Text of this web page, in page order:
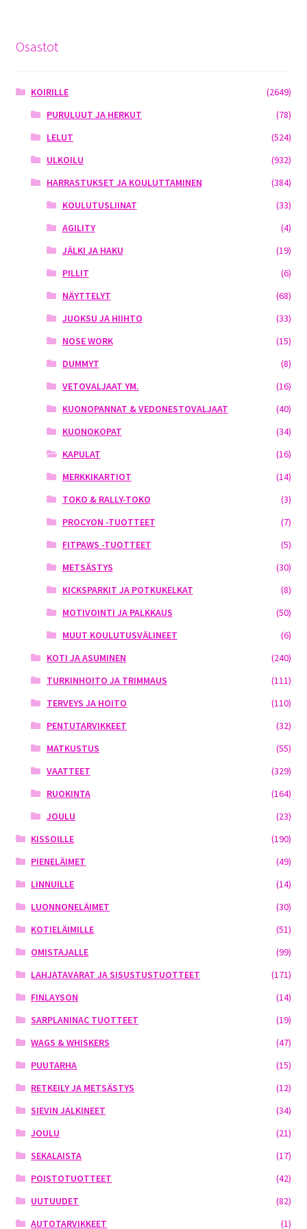
Osastot
KOIRILLE
(2649)
PURULUUT JA HERKUT
(78)
LELUT
(524)
ULKOILU
(932)
HARRASTUKSET JA KOULUTTAMINEN
(384)
KOULUTUSLIINAT
(33)
AGILITY
(4)
JÄLKI JA HAKU
(19)
PILLIT
(6)
NÄYTTELYT
(68)
JUOKSU JA HIIHTO
(33)
NOSE WORK
(15)
DUMMYT
(8)
VETOVALJAAT YM.
(16)
KUONOPANNAT & VEDONESTOVALJAAT
(40)
KUONOKOPAT
(34)
KAPULAT
(16)
MERKKIKARTIOT
(14)
TOKO & RALLY-TOKO
(3)
PROCYON -TUOTTEET
(7)
FITPAWS -TUOTTEET
(5)
METSÄSTYS
(30)
KICKSPARKIT JA POTKUKELKAT
(8)
MOTIVOINTI JA PALKKAUS
(50)
MUUT KOULUTUSVÄLINEET
(6)
KOTI JA ASUMINEN
(240)
TURKINHOITO JA TRIMMAUS
(111)
TERVEYS JA HOITO
(110)
PENTUTARVIKKEET
(32)
MATKUSTUS
(55)
VAATTEET
(329)
RUOKINTA
(164)
JOULU
(23)
KISSOILLE
(190)
PIENELÄIMET
(49)
LINNUILLE
(14)
LUONNONELÄIMET
(30)
KOTIELÄIMILLE
(51)
OMISTAJALLE
(99)
LAHJATAVARAT JA SISUSTUSTUOTTEET
(171)
FINLAYSON
(14)
SARPLANINAC TUOTTEET
(19)
WAGS & WHISKERS
(47)
PUUTARHA
(15)
RETKEILY JA METSÄSTYS
(12)
SIEVIN JALKINEET
(34)
JOULU
(21)
SEKALAISTA
(17)
POISTOTUOTTEET
(42)
UUTUUDET
(82)
AUTOTARVIKKEET
(1)